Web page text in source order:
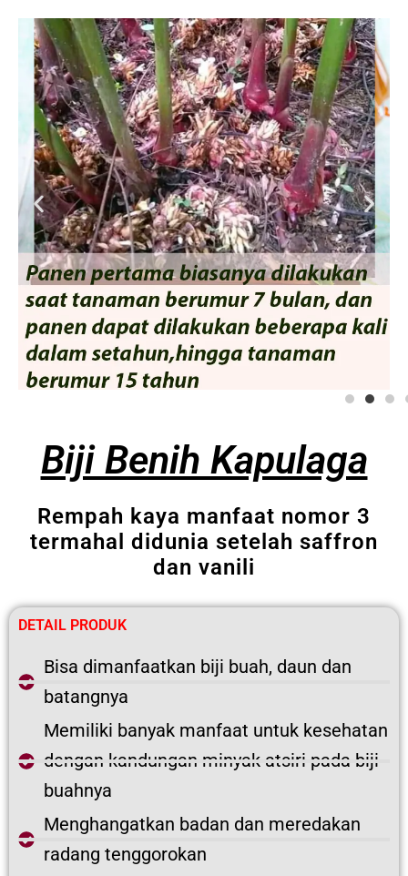
Biji Benih Kapulaga
Rempah kaya manfaat nomor 3
termahal didunia setelah saffron
dan vanili
DETAIL PRODUK
Bisa dimanfaatkan biji buah, daun dan
batangnya
Memiliki banyak manfaat untuk kesehatan
dengan kandungan minyak atsiri pada biji
buahnya
Menghangatkan badan dan meredakan
radang tenggorokan